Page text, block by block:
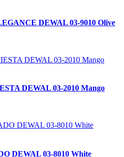
DEWAL 03-9010 Olive
DEWAL 03-2010 Mango
DEWAL 03-8010 White